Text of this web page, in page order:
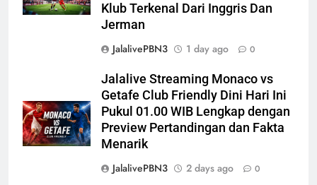
Klub Terkenal Dari Inggris Dan
Jerman
JalalivePBN3
1 day ago 0
Jalalive Streaming Monaco vs
Getafe Club Friendly Dini Hari Ini
Pukul 01.00 WIB Lengkap dengan
Preview Pertandingan dan Fakta
Menarik
JalalivePBN3
2 days ago 0